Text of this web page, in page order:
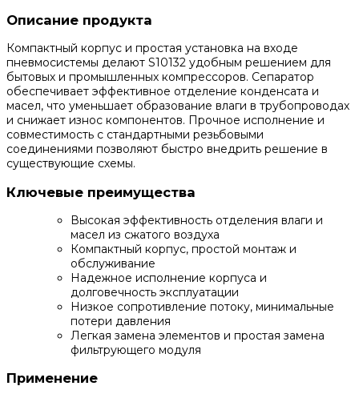
Описание продукта
Компактный корпус и простая установка на входе
пневмосистемы делают S10132 удобным решением для
бытовых и промышленных компрессоров. Сепаратор
обеспечивает эффективное отделение конденсата и
масел, что уменьшает образование влаги в трубопроводах
и снижает износ компонентов. Прочное исполнение и
совместимость с стандартными резьбовыми
соединениями позволяют быстро внедрить решение в
существующие схемы.
Ключевые преимущества
Высокая эффективность отделения влаги и
масел из сжатого воздуха
Компактный корпус, простой монтаж и
обслуживание
Надежное исполнение корпуса и
долговечность эксплуатации
Низкое сопротивление потоку, минимальные
потери давления
Легкая замена элементов и простая замена
фильтрующего модуля
Применение